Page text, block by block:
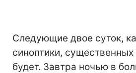
Следующие двое суток,
синоптики, существенных
будет. Завтра ночью в